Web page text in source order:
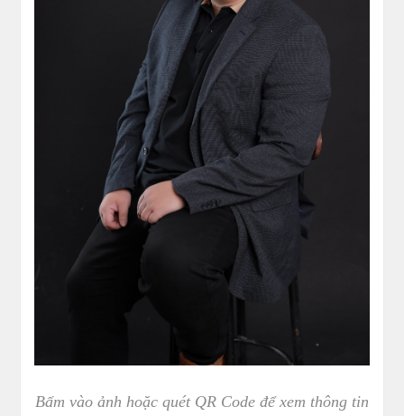
Bấm vào ảnh hoặc quét QR Code để xem thông tin